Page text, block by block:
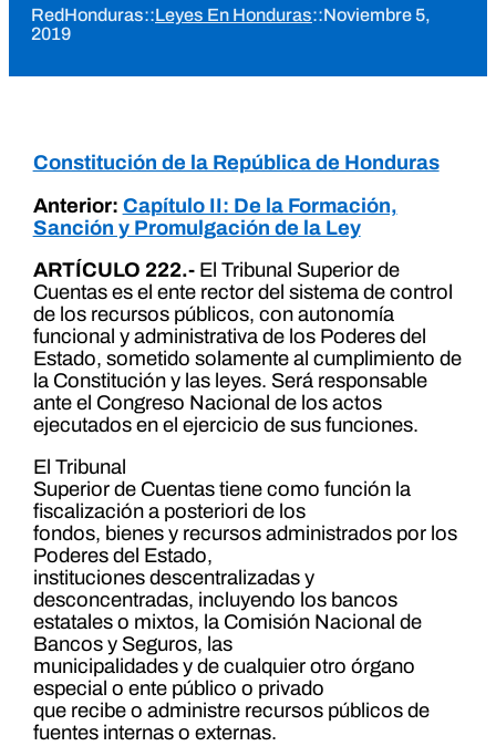
RedHonduras::Leyes En Honduras::Noviembre 5,
2019
Constitución de la República de Honduras
Anterior: Capítulo II: De la Formación,
Sanción y Promulgación de la Ley
ARTÍCULO 222.- El Tribunal Superior de
Cuentas es el ente rector del sistema de control
de los recursos públicos, con autonomía
funcional y administrativa de los Poderes del
Estado, sometido solamente al cumplimiento de
la Constitución y las leyes. Será responsable
ante el Congreso Nacional de los actos
ejecutados en el ejercicio de sus funciones.
El Tribunal
Superior de Cuentas tiene como función la
fiscalización a posteriori de los
fondos, bienes y recursos administrados por los
Poderes del Estado,
instituciones descentralizadas y
desconcentradas, incluyendo los bancos
estatales o mixtos, la Comisión Nacional de
Bancos y Seguros, las
municipalidades y de cualquier otro órgano
especial o ente público o privado
que recibe o administre recursos públicos de
fuentes internas o externas.